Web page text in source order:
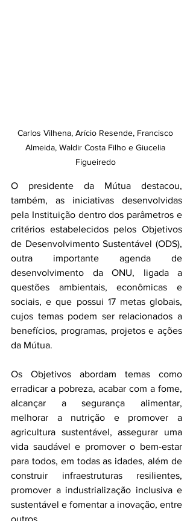
Carlos Vilhena, Arício Resende, Francisco
Almeida, Waldir Costa Filho e Giucelia
Figueiredo
O presidente da Mútua destacou,
também, as iniciativas desenvolvidas
pela Instituição dentro dos parâmetros e
critérios estabelecidos pelos Objetivos
de Desenvolvimento Sustentável (ODS),
outra importante agenda de
desenvolvimento da ONU, ligada a
questões ambientais, econômicas e
sociais, e que possui 17 metas globais,
cujos temas podem ser relacionados a
benefícios, programas, projetos e ações
da Mútua.
Os Objetivos abordam temas como
erradicar a pobreza, acabar com a fome,
alcançar a segurança alimentar,
melhorar a nutrição e promover a
agricultura sustentável, assegurar uma
vida saudável e promover o bem-estar
para todos, em todas as idades, além de
construir infraestruturas resilientes,
promover a industrialização inclusiva e
sustentável e fomentar a inovação, entre
outros.